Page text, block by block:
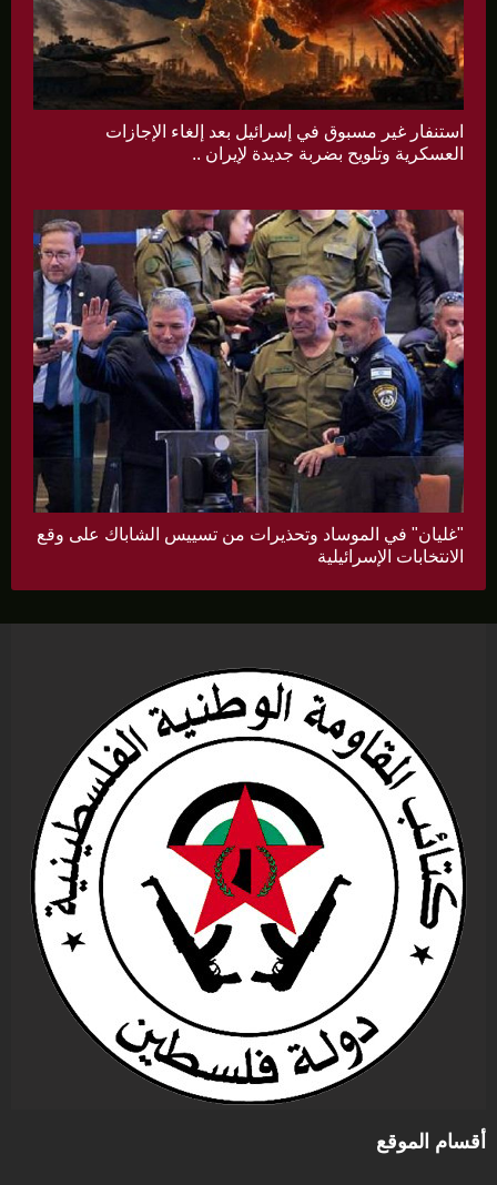
استنفار غير مسبوق في إسرائيل بعد إلغاء الإجازات
العسكرية وتلويح بضربة جديدة لإيران ..
"غليان" في الموساد وتحذيرات من تسييس الشاباك على وقع
الانتخابات الإسرائيلية
أقسام الموقع